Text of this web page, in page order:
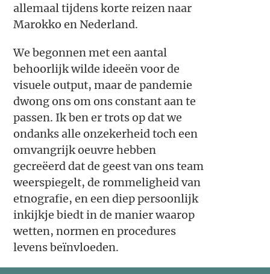
allemaal tijdens korte reizen naar
Marokko en Nederland.
We begonnen met een aantal
behoorlijk wilde ideeën voor de
visuele output, maar de pandemie
dwong ons om ons constant aan te
passen. Ik ben er trots op dat we
ondanks alle onzekerheid toch een
omvangrijk oeuvre hebben
gecreëerd dat de geest van ons team
weerspiegelt, de rommeligheid van
etnografie, en een diep persoonlijk
inkijkje biedt in de manier waarop
wetten, normen en procedures
levens beïnvloeden.